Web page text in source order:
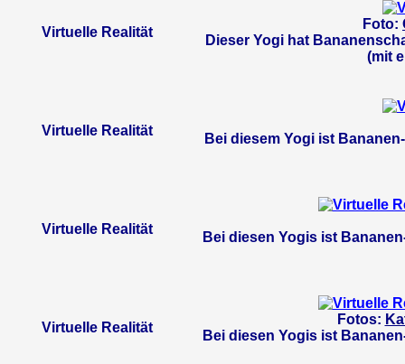
Virtuelle Realität
Foto:
Dieser Yogi hat
(mit
Virtuelle Realität
Bei diesem Yogi ist
Virtuelle Realität
Bei diesen Yogis ist
Virtuelle Realität
Fotos:
Bei diesen Yogis ist